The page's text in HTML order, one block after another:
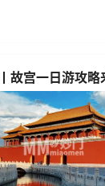
故宫一日游攻略